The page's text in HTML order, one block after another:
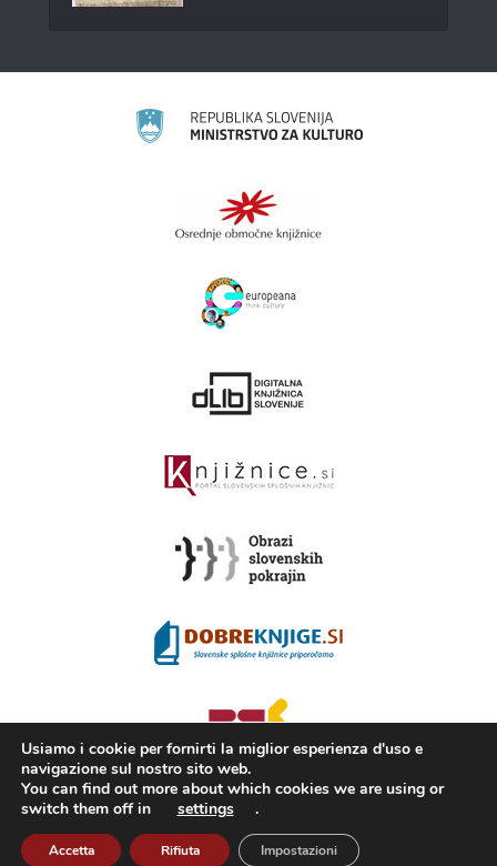
2008 - 2026 ©KAMRA, Production: TrueCAD d.o.o.
Cos’è Kamra
Condizioni di utilizzo ISSN 2350-5559
Usiamo i cookie per fornirti la miglior esperienza d'uso e
navigazione sul nostro sito web.
You can find out more about which cookies we are using or
switch them off in
settings .
Accetta Rifiuta Impostazioni